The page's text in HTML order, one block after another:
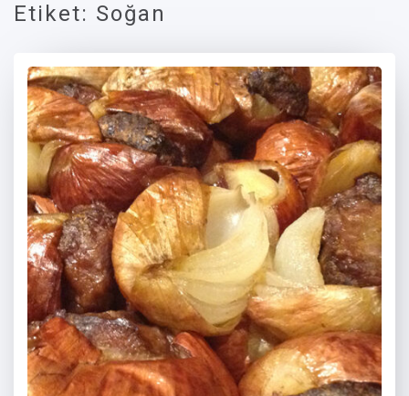
Etiket: Soğan